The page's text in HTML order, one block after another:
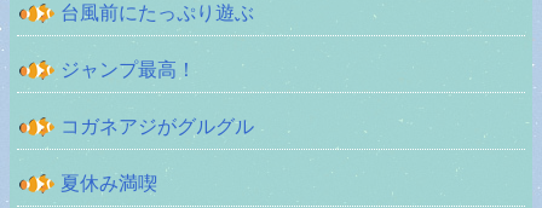
台風前にたっぷり遊ぶ
ジャンプ最高！
コガネアジがグルグル
夏休み満喫